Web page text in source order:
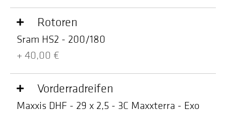
Rotoren
Sram HS2 - 200/180
+ 40,00 €
Vorderradreifen
Maxxis DHF - 29 x 2,5 - 3C Maxxterra - Exo